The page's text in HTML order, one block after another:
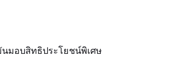
มอบสิทธิประโยชน์พิเศษ